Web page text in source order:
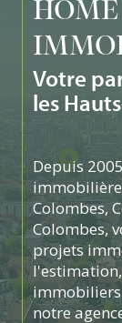
HOME & CO -
Votre
les
Depuis
immobilière
Colombes,
Colombes,
projets
immobiliers
notre